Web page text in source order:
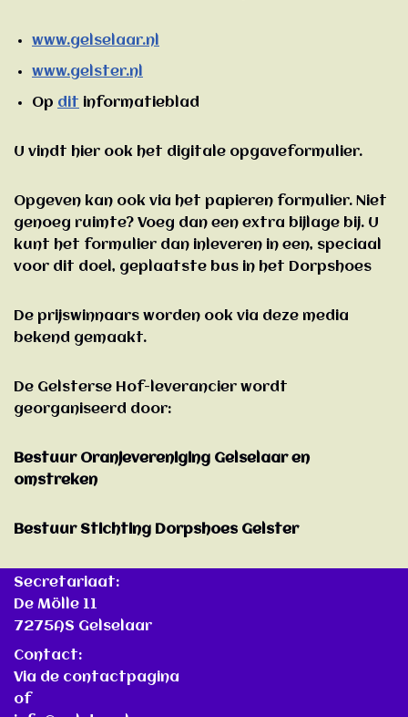
www.gelselaar.nl
www.gelster.nl
Op dit informatieblad
U vindt hier ook het digitale opgaveformulier.
Opgeven kan ook via het papieren formulier. Niet
genoeg ruimte? Voeg dan een extra bijlage bij. U
kunt het formulier dan inleveren in een, speciaal
voor dit doel, geplaatste bus in het Dorpshoes
De prijswinnaars worden ook via deze media
bekend gemaakt.
De Gelsterse Hof-leverancier wordt
georganiseerd door:
Bestuur Oranjevereniging Gelselaar en
omstreken
Bestuur Stichting Dorpshoes Gelster
Secretariaat:
De Mölle 11
7275AS Gelselaar
Contact:
Via de contactpagina
of